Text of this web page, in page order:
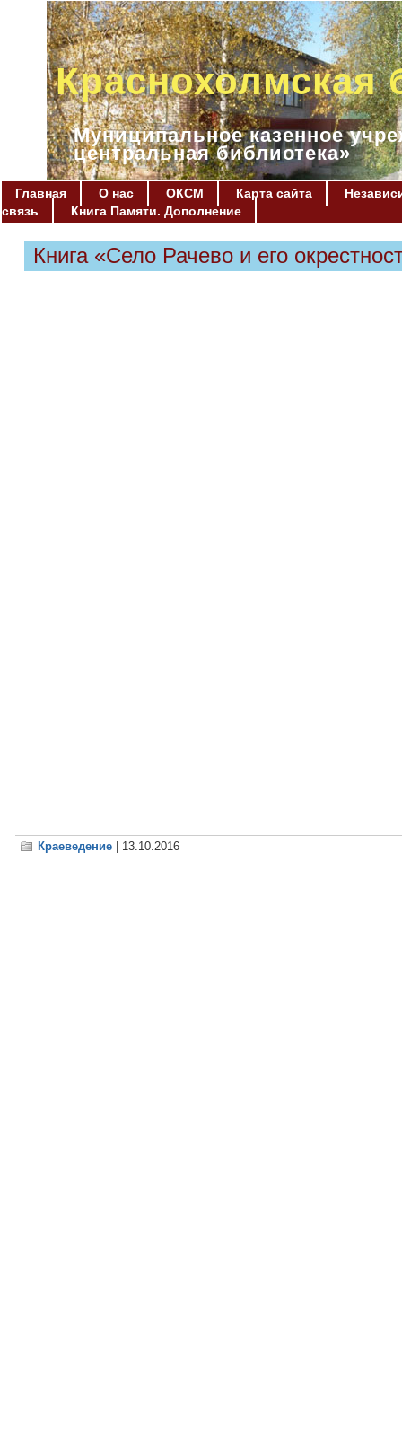
Краснохолмская
Муниципальное казенное
центральная библиотека»
Главная О нас ОКСМ Карта сайта
связь
Книга Памяти. Дополнение
Книга «Село Рачево и его
Краеведение | 13.10.2016